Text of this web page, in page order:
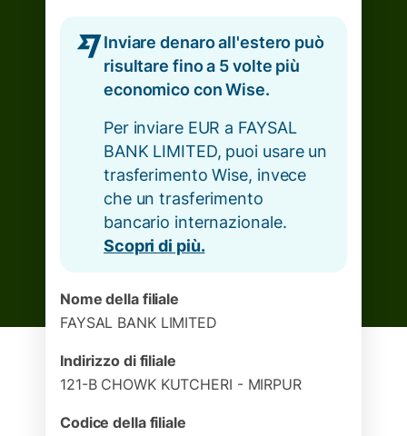
Inviare denaro all'estero può
risultare fino a 5 volte più
economico con Wise.
Per inviare EUR a FAYSAL
BANK LIMITED, puoi usare un
trasferimento Wise, invece
che un trasferimento
bancario internazionale.
Scopri di più.
Nome della filiale
FAYSAL BANK LIMITED
Indirizzo di filiale
121-B CHOWK KUTCHERI - MIRPUR
Codice della filiale